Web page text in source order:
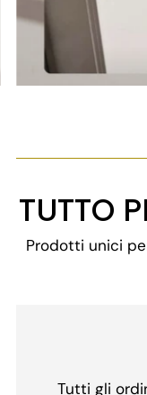
TUTTO
Prodotti unici
Tutti gli